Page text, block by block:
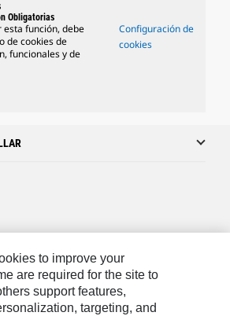
Obligatorias
esta función, debe
de cookies de
funcionales y de
Configuración de
cookies
to improve your
are required for the site to
support features,
targeting, and